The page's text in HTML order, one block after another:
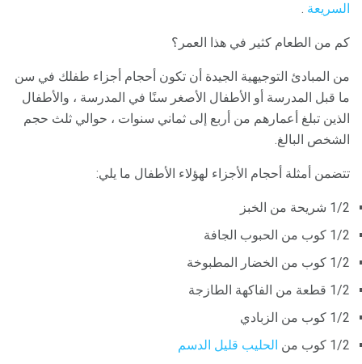
السريعة .
كم من الطعام كثير في هذا العمر؟
من المبادئ التوجيهية الجيدة أن تكون أحجام أجزاء طفلك في سن
ما قبل المدرسة أو الأطفال الأصغر سنًا في المدرسة ، والأطفال
الذين تبلغ أعمارهم من أربع إلى ثماني سنوات ، حوالي ثلث حجم
الشخص البالغ.
تتضمن أمثلة أحجام الأجزاء لهؤلاء الأطفال ما يلي:
1/2 شريحة من الخبز
1/2 كوب من الحبوب الجافة
1/2 كوب من الخضار المطبوخة
1/2 قطعة من الفاكهة الطازجة
1/2 كوب من الزبادي
1/2 كوب من
الحليب قليل الدسم